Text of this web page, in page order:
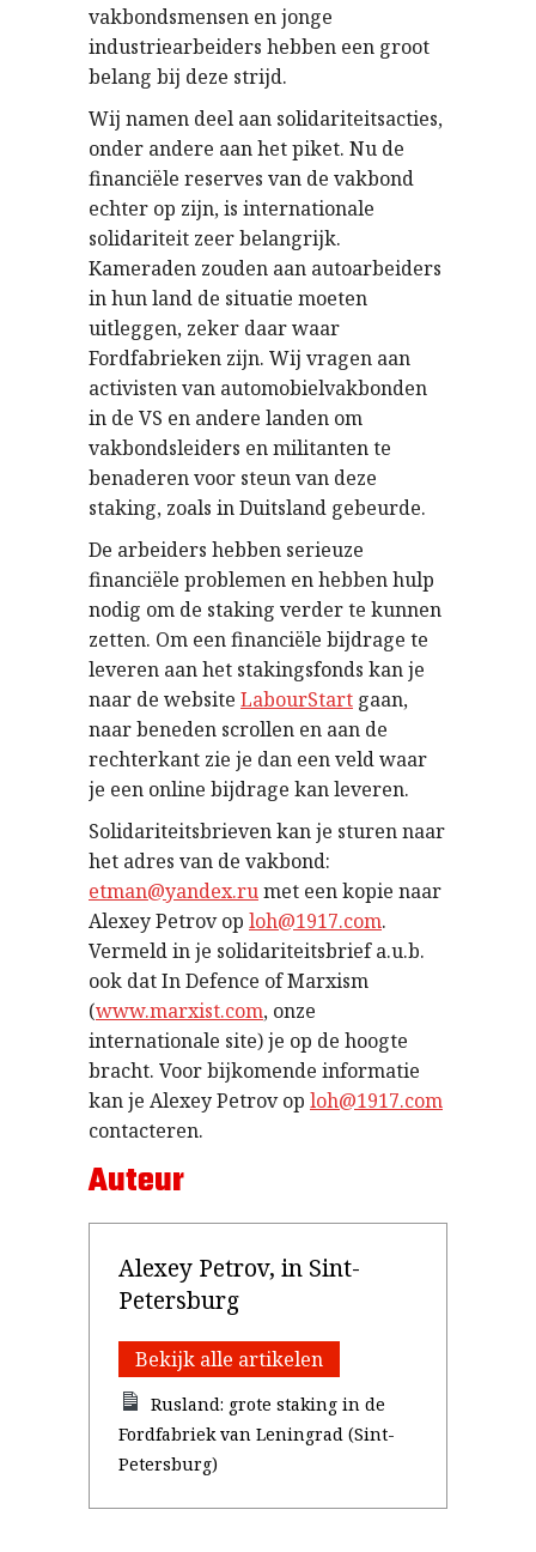
vakbondsmensen en jonge
industriearbeiders hebben een groot
belang bij deze strijd.
Wij namen deel aan solidariteitsacties,
onder andere aan het piket. Nu de
financiële reserves van de vakbond
echter op zijn, is internationale
solidariteit zeer belangrijk.
Kameraden zouden aan autoarbeiders
in hun land de situatie moeten
uitleggen, zeker daar waar
Fordfabrieken zijn. Wij vragen aan
activisten van automobielvakbonden
in de VS en andere landen om
vakbondsleiders en militanten te
benaderen voor steun van deze
staking, zoals in Duitsland gebeurde.
De arbeiders hebben serieuze
financiële problemen en hebben hulp
nodig om de staking verder te kunnen
zetten. Om een financiële bijdrage te
leveren aan het stakingsfonds kan je
naar de website LabourStart gaan,
naar beneden scrollen en aan de
rechterkant zie je dan een veld waar
je een online bijdrage kan leveren.
Solidariteitsbrieven kan je sturen naar
het adres van de vakbond:
etman@yandex.rumet een kopie naar
Alexey Petrov op loh@1917.com.
Vermeld in je solidariteitsbrief a.u.b.
ook dat In Defence of Marxism
(www.marxist.com, onze
internationale site) je op de hoogte
bracht. Voor bijkomende informatie
kan je Alexey Petrov op loh@1917.com
contacteren.
Auteur
Alexey Petrov, in Sint-
Petersburg
Bekijk alle artikelen
Rusland: grote staking in de
Fordfabriek van Leningrad (Sint-
Petersburg)